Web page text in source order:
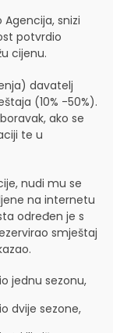
snizi
potvrdio
cijenu.
davatelj
(10% -50%).
ako se
te u
nudi mu se
na internetu
određen je s
smještaj
jednu sezonu,
dvije sezone,